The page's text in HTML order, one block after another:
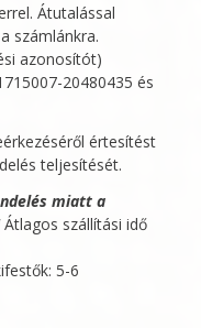
Átutalással
számlánkra.
azonosítót)
20480435 és
értesítést
teljesítését.
miatt a
Átlagos szállítási idő
5-6